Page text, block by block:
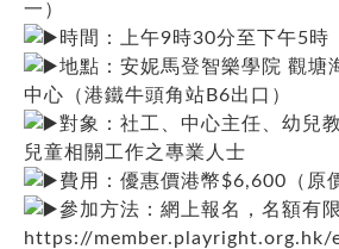
一）
時間：上午9時30分至下午5時
地點：安妮馬登智樂學院 觀塘
中心（港鐵牛頭角站B6出口）
對象：社工、中心主任、幼兒
兒童相關工作之專業人士
費用：優惠價港幣$6,600（原
參加方法：網上報名，名額有
https://